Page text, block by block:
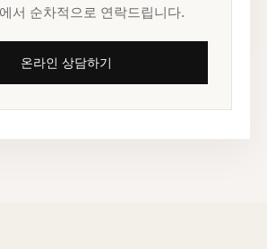
서 순차적으로 연락드립니다.
온라인 상담하기